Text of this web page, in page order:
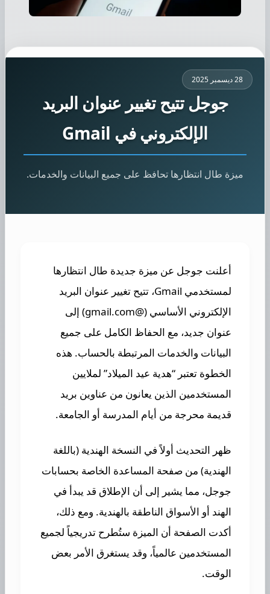
28 ديسمبر 2025
جوجل تتيح تغيير عنوان البريد
الإلكتروني في Gmail
ميزة طال انتظارها تحافظ على جميع البيانات والخدمات.
أعلنت جوجل عن ميزة جديدة طال انتظارها
لمستخدمي Gmail، تتيح تغيير عنوان البريد
الإلكتروني الأساسي (@gmail.com) إلى
عنوان جديد، مع الحفاظ الكامل على جميع
البيانات والخدمات المرتبطة بالحساب. هذه
الخطوة تعتبر “هدية عيد الميلاد” لملايين
المستخدمين الذين يعانون من عناوين بريد
قديمة محرجة من أيام المدرسة أو الجامعة.
ظهر التحديث أولاً في النسخة الهندية (باللغة
الهندية) من صفحة المساعدة الخاصة بحسابات
جوجل، مما يشير إلى أن الإطلاق قد يبدأ في
الهند أو الأسواق الناطقة بالهندية. ومع ذلك،
أكدت الصفحة أن الميزة ستُطرح تدريجياً لجميع
المستخدمين عالمياً، وقد يستغرق الأمر بعض
الوقت.